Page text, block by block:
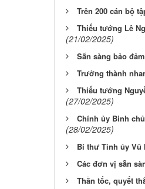
Trên 200 cán bộ
Thiếu tướng Lê
(21/02/2025)
Sẵn sàng bảo
Trưởng thành
Thiếu tướng
(27/02/2025)
Chính ủy Binh
(28/02/2025)
Bí thư Tỉnh ủy Vũ
Các đơn vị sẵn
Thần tốc, quyết